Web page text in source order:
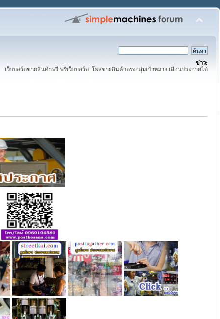
ข่าว:
เว็บบอร์ดขายสินค้าฟรี ฟรีเว็บบอร์ด โพสขายสินค้าตรงกลุ่มเป้าหมาย เลื่อนประกาศได้